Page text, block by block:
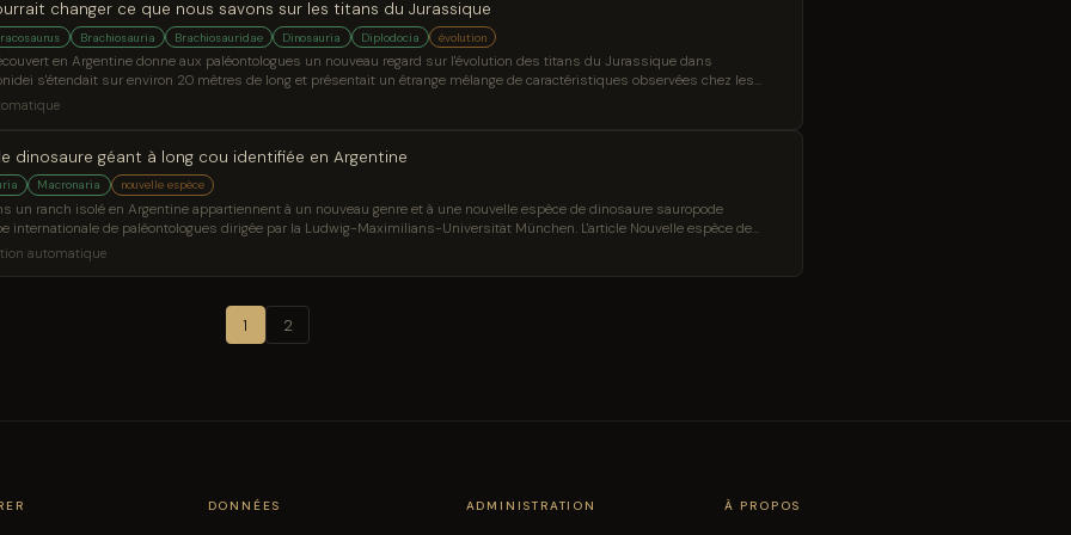
changer ce que nous savons sur les titans du Jurassique
Brachiosauria Brachiosauridae Dinosauria Diplodocia évolution
en Argentine donne aux paléontologues un nouveau regard sur l'évolution des titans du Jurassique dans
s'étendait sur environ 20 mètres de long et présentait un étrange mélange de caractéristiques observées chez les
Les scientifiques pensent qu’il pourrait s’agir du premier brachiosaure du Jurassique connu d’Amérique du Sud,
dans les archives fossiles de dinosaures.
dinosaure géant à long cou identifiée en Argentine
Macronaria nouvelle espèce
un ranch isolé en Argentine appartiennent à un nouveau genre et à une nouvelle espèce de dinosaure sauropode
internationale de paléontologues dirigée par la Ludwig-Maximilians-Universität München. L'article Nouvelle espèce de
en Argentine apparaît en premier sur Sci.News : Breaking Science News.
automatique
1 2
DONNÉES ADMINISTRATION À PROPOS